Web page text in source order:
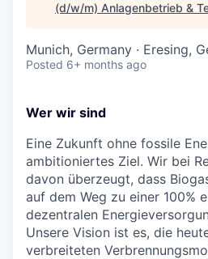
(d/w/m) Anlagenbetrieb &
Munich, Germany · Eresing,
Posted 6+ months ago
Wer wir sind
Eine Zukunft ohne fossile
ambitioniertes Ziel. Wir bei
davon überzeugt, dass
auf dem Weg zu einer 100%
dezentralen
Unsere Vision ist es, die
verbreiteten